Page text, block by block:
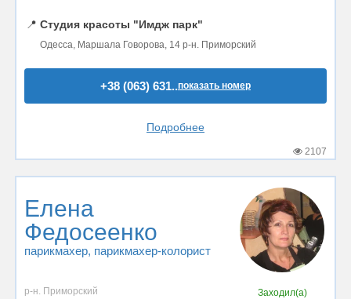
📍 Студия красоты "Имдж парк"
Одесса, Маршала Говорова, 14 р-н. Приморский
+38 (063) 631..показать номер
Подробнее
2107
Елена
Федосеенко
парикмахер, парикмахер-колорист
р-н. Приморский
Заходил(а)